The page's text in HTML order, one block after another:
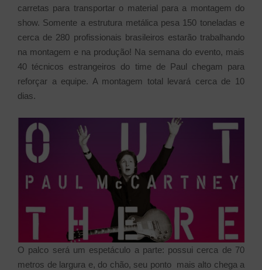
carretas para transportar o material para a montagem do
show. Somente a estrutura metálica pesa 150 toneladas e
cerca de 280 profissionais brasileiros estarão trabalhando
na montagem e na produção! Na semana do evento, mais
40 técnicos estrangeiros do time de Paul chegam para
reforçar a equipe. A montagem total levará cerca de 10
dias.
O palco será um espetáculo a parte: possui cerca de 70
metros de largura e, do chão, seu ponto mais alto chega a